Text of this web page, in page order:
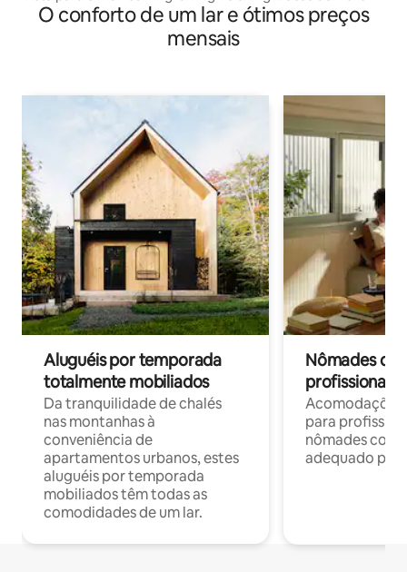
O conforto de um lar e ótimos preços
mensais
Aluguéis por temporada
totalmente mobiliados
Da tranquilidade de chalés
nas montanhas à
conveniência de
apartamentos urbanos, estes
aluguéis por temporada
mobiliados têm todas as
comodidades de um lar.
Nômades
profissionais
para
nômades com
adequado